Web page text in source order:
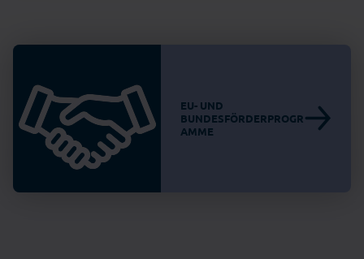
EU- UND
BUNDESFÖRDERPROGR
AMME